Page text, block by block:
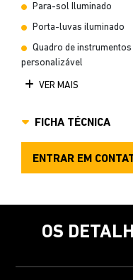
Para-sol Iluminado
Porta-luvas iluminado
Quadro de
personalizável
VER MAIS
FICHA TÉCNICA
ENTRAR EM
OS